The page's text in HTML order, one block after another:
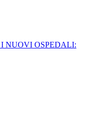
NUOVI OSPEDALI: